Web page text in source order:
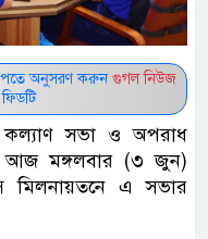
অনুসরণ করুন গুগল নিউজ
ফিডটি
কল্যাণ সভা ও অপরাধ
আজ মঙ্গলবার (৩ জুন)
মিলনায়তনে এ সভার